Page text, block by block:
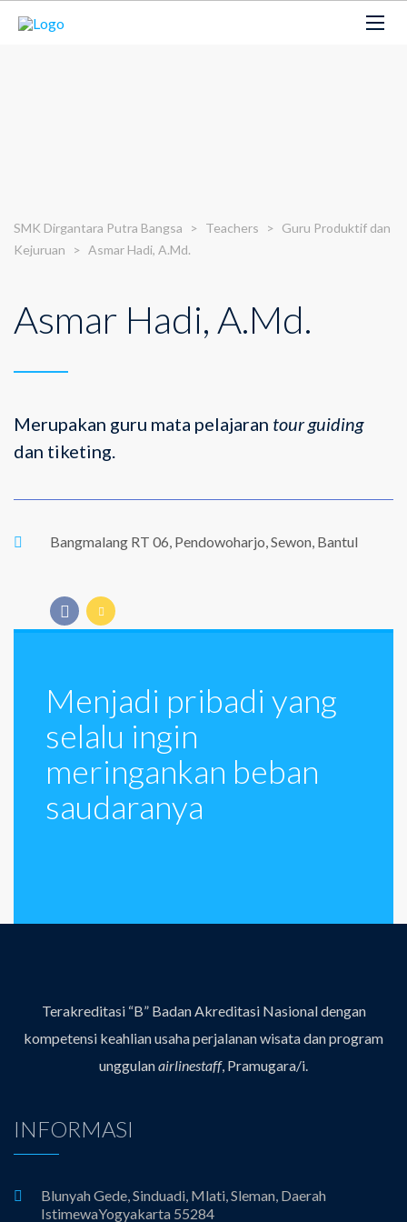
SMK Dirgantara Putra Bangsa > Teachers > Guru Produktif dan
Kejuruan
> Asmar Hadi, A.Md.
Asmar Hadi, A.Md.
Merupakan guru mata pelajaran tour guiding
dan tiketing.
Bangmalang RT 06, Pendowoharjo, Sewon, Bantul
Menjadi pribadi yang
selalu ingin
meringankan beban
saudaranya
Terakreditasi “B” Badan Akreditasi Nasional dengan
kompetensi keahlian usaha perjalanan wisata dan program
unggulanairlinestaff, Pramugara/i.
INFORMASI
Blunyah Gede, Sinduadi, Mlati, Sleman, Daerah
IstimewaYogyakarta 55284